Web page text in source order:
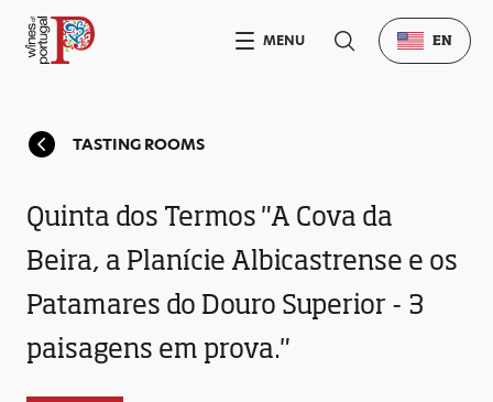
TASTING ROOMS
Quinta dos Termos "A Cova da
Beira, a Planície Albicastrense e os
Patamares do Douro Superior - 3
paisagens em prova."
MENU EN